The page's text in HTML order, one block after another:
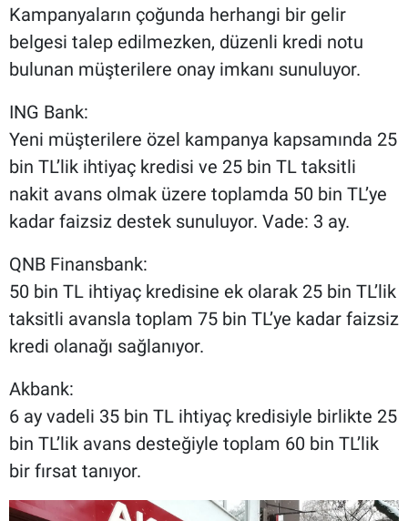
Kampanyaların çoğunda herhangi bir gelir
belgesi talep edilmezken, düzenli kredi notu
bulunan müşterilere onay imkanı sunuluyor.
ING Bank:
Yeni müşterilere özel kampanya kapsamında 25
bin TL’lik ihtiyaç kredisi ve 25 bin TL taksitli
nakit avans olmak üzere toplamda 50 bin TL’ye
kadar faizsiz destek sunuluyor. Vade: 3 ay.
QNB Finansbank:
50 bin TL ihtiyaç kredisine ek olarak 25 bin TL’lik
taksitli avansla toplam 75 bin TL’ye kadar faizsiz
kredi olanağı sağlanıyor.
Akbank:
6 ay vadeli 35 bin TL ihtiyaç kredisiyle birlikte 25
bin TL’lik avans desteğiyle toplam 60 bin TL’lik
bir fırsat tanıyor.